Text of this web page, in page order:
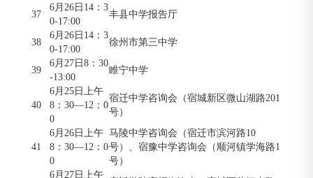
37
6月26日14：3
0-17:00
丰县中学报告厅
38
6月26日14：3
0-17:00
徐州市第三中学
39
6月27日8：30
-13:00
睢宁中学
40
6月25日上午
8：30—12：0
0
宿迁中学咨询会（宿城新区微山湖路201
号）
41
6月26日上午
8：30—12：0
0
马陵中学咨询会（宿迁市滨河路10
号）、宿豫中学咨询会（顺河镇学海路1
号）
6月27日上午